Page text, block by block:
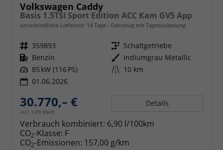
Volkswagen Caddy
Basis 1.5TSI Sport Edition ACC Kam GV5 App
unverbindliche Lieferzeit: 14 Tage Fahrzeug mit Tageszulassung
Fahrzeugnr. 359893 Getriebe Schaltgetriebe
Kraftstoff Benzin Außenfarbe Indiumgrau Metallic
Leistung 85 kW (116 PS) Kilometerstand 10 km
01.06.2026
30.770,– €
incl. 19% MwSt.
Details
Verbrauch kombiniert: 6,90 l/100km
CO2-Klasse: F
CO2-Emissionen: 157,00 g/km